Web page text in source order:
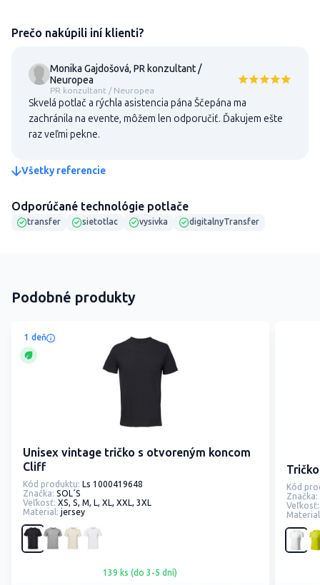
Prečo nakúpili iní klienti?
Monika Gajdošová, PR konzultant /
Neuropea
PR konzultant / Neuropea
Skvelá potlač a rýchla asistencia pána Ščepána ma
zachránila na evente, môžem len odporučiť. Ďakujem ešte
raz veľmi pekne.
Všetky referencie
Odporúčané technológie potlače
transfer sietotlac vysivka digitalnyTransfer
Podobné produkty
1 deň
Unisex vintage tričko s otvoreným koncom
Cliff
Kód produktu: Ls 1000419648
Značka: SOL´S
Veľkosť: XS, S, M, L, XL, XXL, 3XL
Material: jersey
139 ks (do 3-5 dní)
Kód
Značka:
Veľkosť: